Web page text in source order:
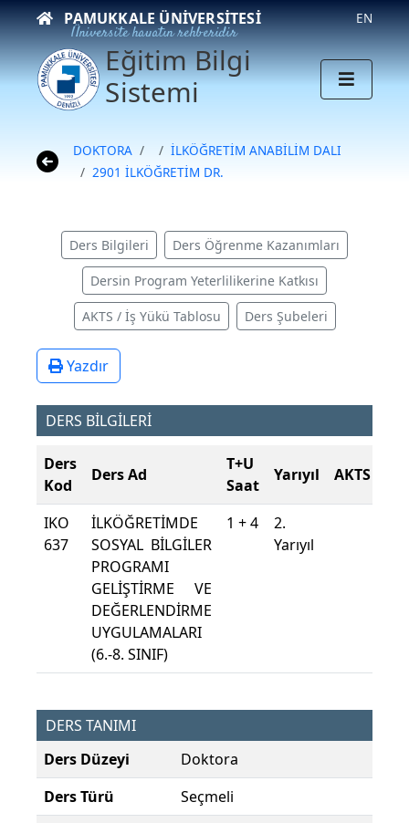
PAMUKKALE ÜNIVERSITESI
Üniversite hayatın rehberidir
EN
Eğitim Bilgi
Sistemi
DOKTORA
İLKÖĞRETİM ANABİLİM DALI
2901 İLKÖĞRETİM DR.
Ders Bilgileri Ders Öğrenme Kazanımları
Dersin Program Yeterlilikerine Katkısı
AKTS / İş Yükü Tablosu Ders Şubeleri
Yazdır
DERS BİLGİLERİ
Ders
Kod
Ders Ad
T+U
Saat
Yarıyıl AKTS
IKO
637
İLKÖĞRETİMDE
SOSYAL BİLGİLER
PROGRAMI
GELİŞTİRME VE
DEĞERLENDİRME
UYGULAMALARI
(6.-8. SINIF)
1 + 4
2.
Yarıyıl
DERS TANIMI
Ders Düzeyi
Doktora
Ders Türü
Seçmeli